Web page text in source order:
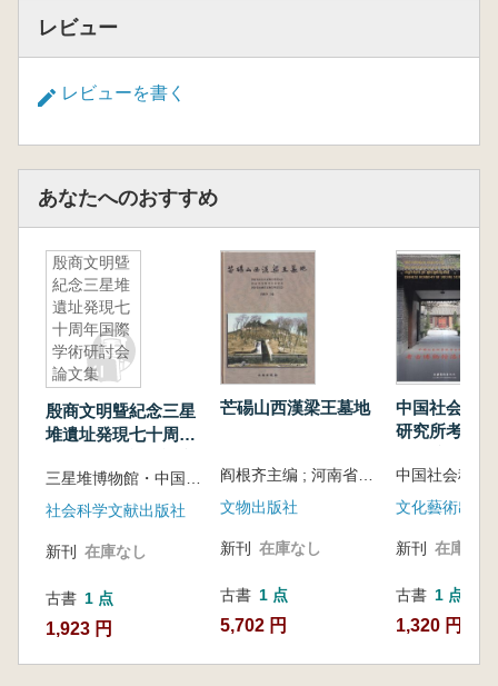
レビュー
レビューを書く
あなたへのおすすめ
殷商文明曁
紀念三星堆
遺址発現七
十周年国際
学術研討会
論文集
殷商文明曁紀念三星
堆遺址発現七十周年
集
社会科学文献出版社
新刊 在庫なし
古書 1 点
1,923 円
芒碭山西漢梁王墓地
文物出版社
新刊 在庫なし
古書 1 点
5,702 円
中国社会科
研究所考古
文化藝術出版
新刊 在庫なし
古書 1 点
1,320 円